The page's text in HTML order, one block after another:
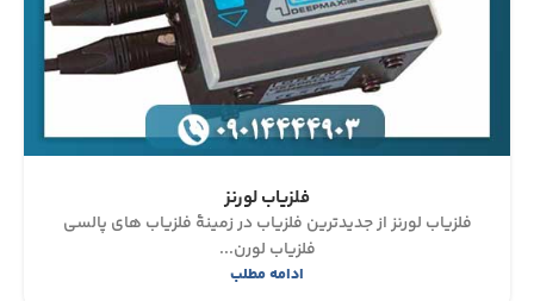
فلزیاب لورنز
فلزیاب لورنز از جدیدترین فلزیاب در زمینۀ فلزیاب های پالسی
فلزیاب لورن...
ادامه مطلب